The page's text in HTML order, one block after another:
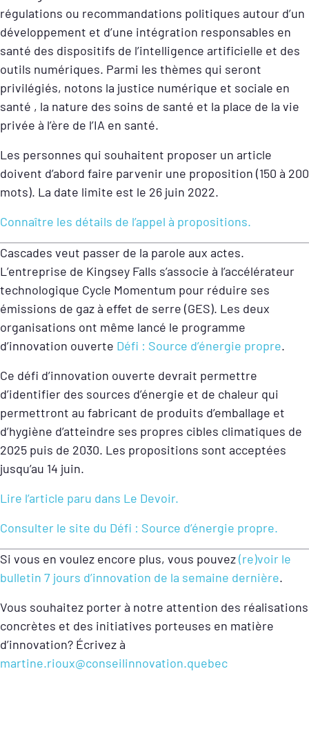
régulations ou recommandations politiques autour d’un
développement et d’une intégration responsables en
santé des dispositifs de l’intelligence artificielle et des
outils numériques. Parmi les thèmes qui seront
privilégiés, notons la justice numérique et sociale en
santé , la nature des soins de santé et la place de la vie
privée à l’ère de l’IA en santé.
Les personnes qui souhaitent proposer un article
doivent d’abord faire parvenir une proposition (150 à 200
mots). La date limite est le 26 juin 2022.
Connaître les détails de l’appel à propositions.
Cascades veut passer de la parole aux actes.
L’entreprise de Kingsey Falls s’associe à l’accélérateur
technologique Cycle Momentum pour réduire ses
émissions de gaz à effet de serre (GES). Les deux
organisations ont même lancé le programme
d’innovation ouverte Défi : Source d’énergie propre.
Ce défi d’innovation ouverte devrait permettre
d’identifier des sources d’énergie et de chaleur qui
permettront au fabricant de produits d’emballage et
d’hygiène d’atteindre ses propres cibles climatiques de
2025 puis de 2030. Les propositions sont acceptées
jusqu’au 14 juin.
Lire l’article paru dans Le Devoir.
Consulter le site du Défi : Source d’énergie propre.
Si vous en voulez encore plus, vous pouvez(re)voir le
bulletin 7 jours d’innovation de la semaine dernière.
Vous souhaitez porter à notre attention des réalisations
concrètes et des initiatives porteuses en matière
d’innovation? Écrivez à
martine.rioux@conseilinnovation.quebec